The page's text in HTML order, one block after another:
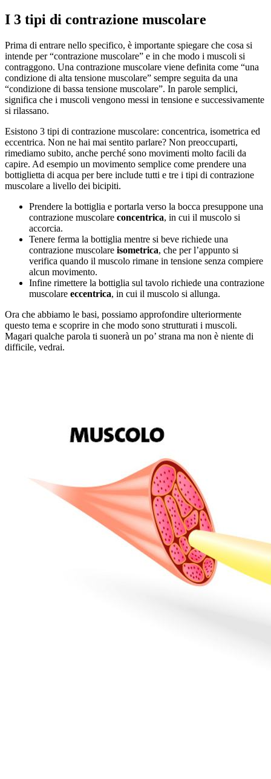
I 3 tipi di contrazione muscolare
Prima di entrare nello specifico, è importante spiegare che cosa si
intende per “contrazione muscolare” e in che modo i muscoli si
contraggono. Una contrazione muscolare viene definita come “una
condizione di alta tensione muscolare” sempre seguita da una
“condizione di bassa tensione muscolare”. In parole semplici,
significa che i muscoli vengono messi in tensione e successivamente
si rilassano.
Esistono 3 tipi di contrazione muscolare: concentrica, isometrica ed
eccentrica. Non ne hai mai sentito parlare? Non preoccuparti,
rimediamo subito, anche perché sono movimenti molto facili da
capire. Ad esempio un movimento semplice come prendere una
bottiglietta di acqua per bere include tutti e tre i tipi di contrazione
muscolare a livello dei bicipiti.
Prendere la bottiglia e portarla verso la bocca presuppone una
contrazione muscolare concentrica, in cui il muscolo si
accorcia.
Tenere ferma la bottiglia mentre si beve richiede una
contrazione muscolare isometrica, che per l’appunto si
verifica quando il muscolo rimane in tensione senza compiere
alcun movimento.
Infine rimettere la bottiglia sul tavolo richiede una contrazione
muscolare eccentrica, in cui il muscolo si allunga.
Ora che abbiamo le basi, possiamo approfondire ulteriormente
questo tema e scoprire in che modo sono strutturati i muscoli.
Magari qualche parola ti suonerà un po’ strana ma non è niente di
difficile, vedrai.